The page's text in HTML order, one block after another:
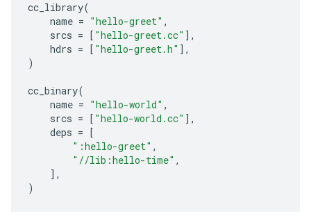
cc_library(
name = "hello-greet" ,
srcs = [ "hello-greet.cc" ],
hdrs = [ "hello-greet.h" ],
)
cc_binary(
name = "hello-world" ,
srcs = [ "hello-world.cc" ],
deps = [
":hello-greet" ,
"//lib:hello-time" ,
],
)